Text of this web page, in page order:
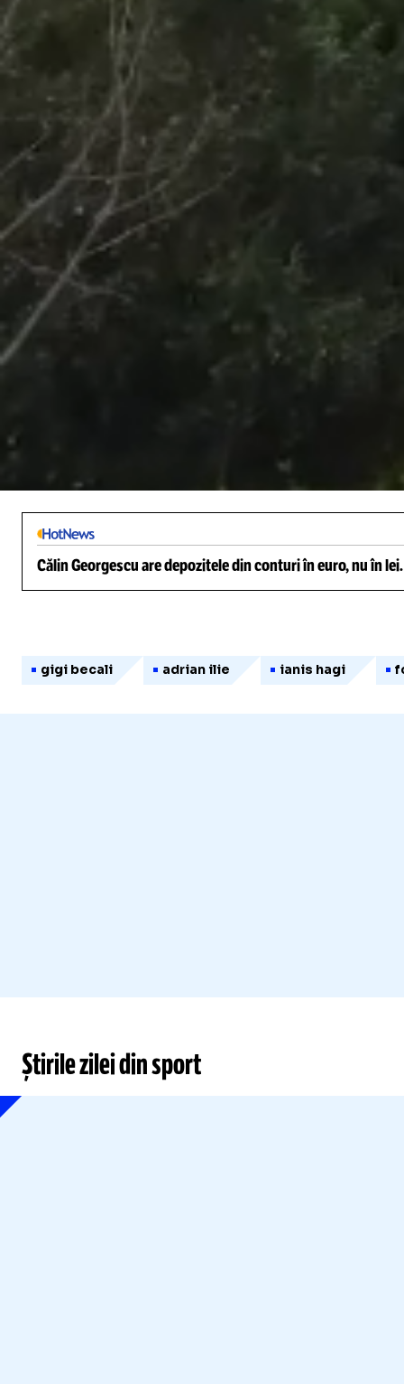
Călin Georgescu are depozitele din conturi în euro, nu în
gigi becali adrian ilie ianis hagi
Știrile zilei din sport